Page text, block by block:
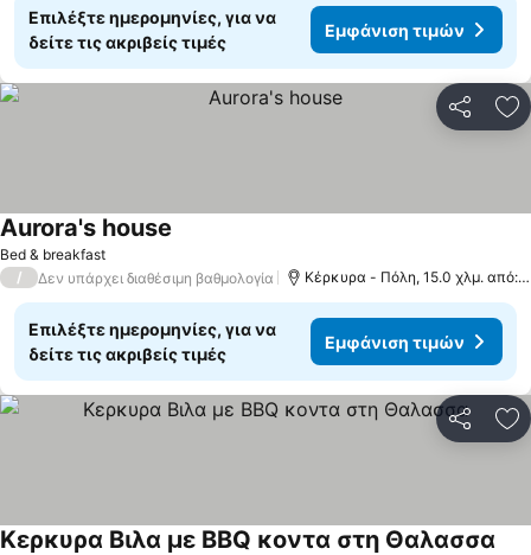
Επιλέξτε ημερομηνίες, για να
δείτε τις ακριβείς τιμές
Εμφάνιση τιμών
Bed & breakfast
Aurora's house
/ Δεν υπάρχει διαθέσιμη βαθμολογία Κέρκυρα - Πόλη, 15.0 χλμ. από:
Επιλέξτε ημερομηνίες, για να
δείτε τις ακριβείς τιμές
Εμφάνιση τιμών
Κερκυρα Βιλα με BBQ κοντα στη Θαλασσα